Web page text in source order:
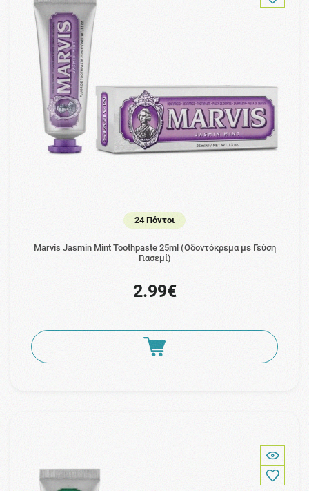
24 Πόντοι
Marvis Jasmin Mint Toothpaste 25ml (Οδοντόκρεμα με Γεύση
Γιασεμί)
2.99€